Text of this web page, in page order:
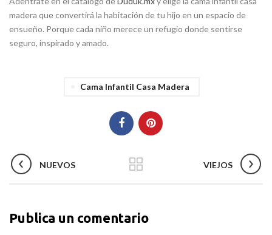
madera que convertirá la habitación de tu hijo en un espacio de
ensueño. Porque cada niño merece un refugio donde sentirse
seguro, inspirado y amado.
Cama Infantil Casa Madera
NUEVOS VIEJOS
Publica un comentario